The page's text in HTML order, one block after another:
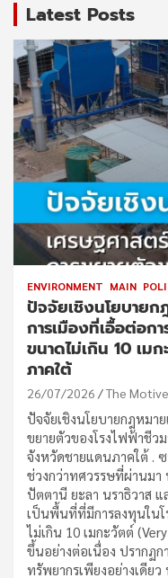
Latest Posts
ENVIRONMENT MAIN
ปัจจัยเชิงนโยบายก
การเมืองที่เอื้อต่อก
ขนาดไม่เกิน 10 เ
ภาคใต้
26/07/2026 The Motive
ปัจจัยเชิงนโยบายกฎหมา
ขยายตัวของโรงไฟฟ้าชีว
จังหวัดชายแดนภาคใต้ . ซ
ช่วงกว่าทศวรรษที่ผ่านม
ปัตตานี ยะลา นราธิวาส แ
เป็นพื้นที่ที่มีการลงทุนใน
ไม่เกิน 10 เมกะวัตต์
ขึ้นอย่างต่อเนื่อง ปรากฏ
ทรัพยากรเพียงอย่างเดีย